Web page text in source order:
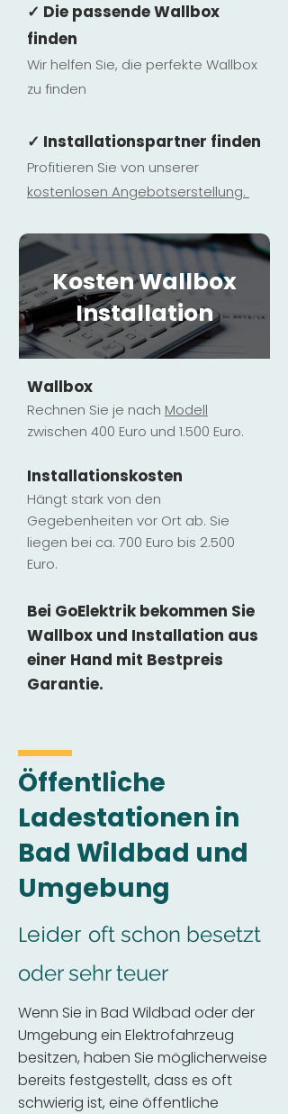
✓ Die passende Wallbox
finden
Wir helfen Sie, die perfekte Wallbox
zu finden
✓ Installationspartner finden
Profitieren Sie von unserer
kostenlosen Angebotserstellung.
Kosten Wallbox
Installation
Wallbox
Rechnen Sie je nach Modell
zwischen 400 Euro und 1.500 Euro.
Installationskosten
Hängt stark von den
Gegebenheiten vor Ort ab. Sie
liegen bei ca. 700 Euro bis 2.500
Euro.
Bei GoElektrik bekommen Sie
Wallbox und Installation aus
einer Hand mit Bestpreis
Garantie.
Öffentliche
Ladestationen in
Bad Wildbad und
Umgebung
Leider oft schon besetzt
oder sehr teuer
Wenn Sie in Bad Wildbad oder der
Umgebung ein Elektrofahrzeug
besitzen, haben Sie möglicherweise
bereits festgestellt, dass es oft
schwierig ist, eine öffentliche